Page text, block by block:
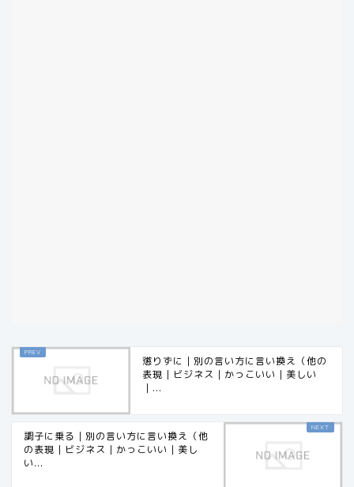
懲りずに｜別の言い方に言い換え（他の
表現｜ビジネス｜かっこいい｜美しい
｜...
調子に乗る｜別の言い方に言い換え（他
の表現｜ビジネス｜かっこいい｜美し
い...